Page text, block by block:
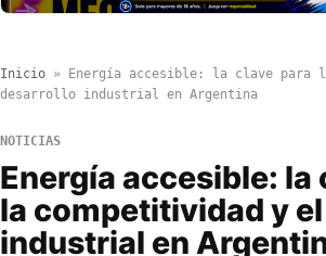
Inicio »
Energía accesible: la clave para
desarrollo industrial en Argentina
NOTICIAS
Energía accesible: la
la competitividad y
industrial en